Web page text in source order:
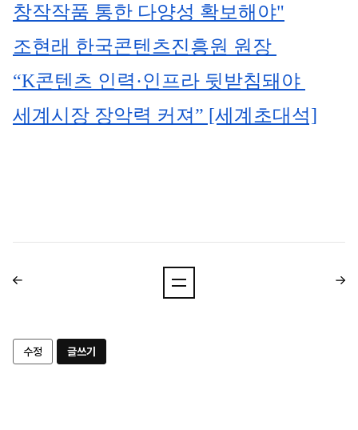
창작작품 통한 다양성 확보해야"
조현래 한국콘텐츠진흥원 원장
“K콘텐츠 인력·인프라 뒷받침돼야
세계시장 장악력 커져” [세계초대석]
수정 글쓰기